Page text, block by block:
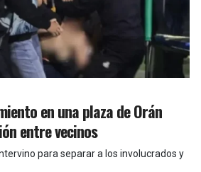
en una plaza de Orán
entre vecinos
para separar a los involucrados y